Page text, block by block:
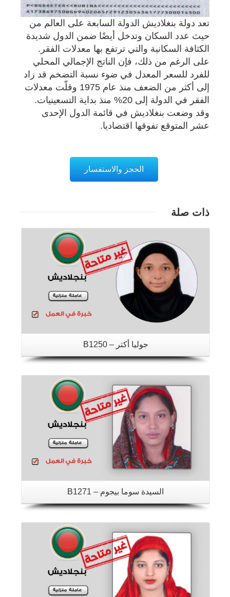
تعد دولة بنغلاديش الدولة السابعة على العالم من
حيث عدد السكان وتدخل أيضًا ضمن الدول شديدة
الكثافة السكانية والتي ترتفع بها معدلات الفقر.
على الرغم من ذلك، فإن الناتج الإجمالي المحلي
للفرد للسعر المعدل في ضوء نسبة التضخم قد زاد
إلى أكثر من الضعف منذ عام 1975 وقلّت معدلات
الفقر في الدولة إلى 20% منذ بداية التسعينيات.
وقد وضعت بنغلاديش في قائمة الدول الإحدى
عشر المتوقع تفوقها اقتصاديا.
الحجز والاستفسار
ذات صلة
جوليا أكتر – B1250
السيدة سوما بيجوم – B1271